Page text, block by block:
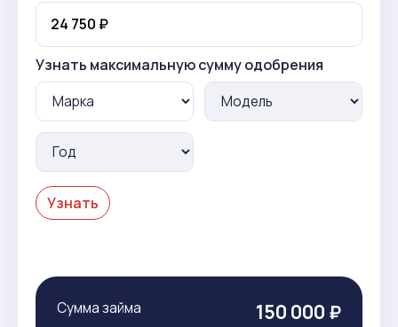
Узнать максимальную сумму одобрения
Узнать
Сумма займа 150 000 ₽